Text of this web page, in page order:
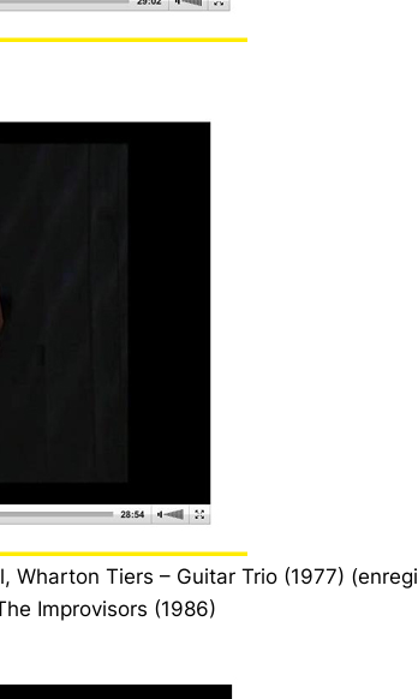
Wharton Tiers – Guitar Trio (1977)
Improvisors (1986)